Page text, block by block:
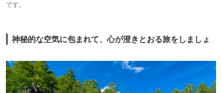
です。
神秘的な空気に包まれて、心が澄きとおる旅をしましょ